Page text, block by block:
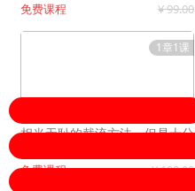
免费课程 ¥ 99.00
1章1课
相当无耻的截流方法，但是十分
免费课程 ¥ 199.00